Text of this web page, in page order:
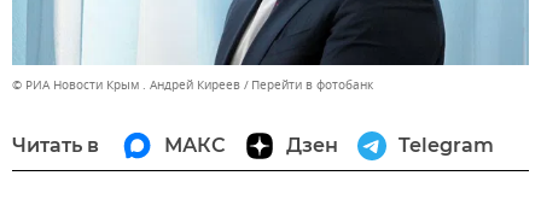
© РИА Новости Крым . Андрей Киреев Перейти в фотобанк
Читать в МАКС Дзен Telegram